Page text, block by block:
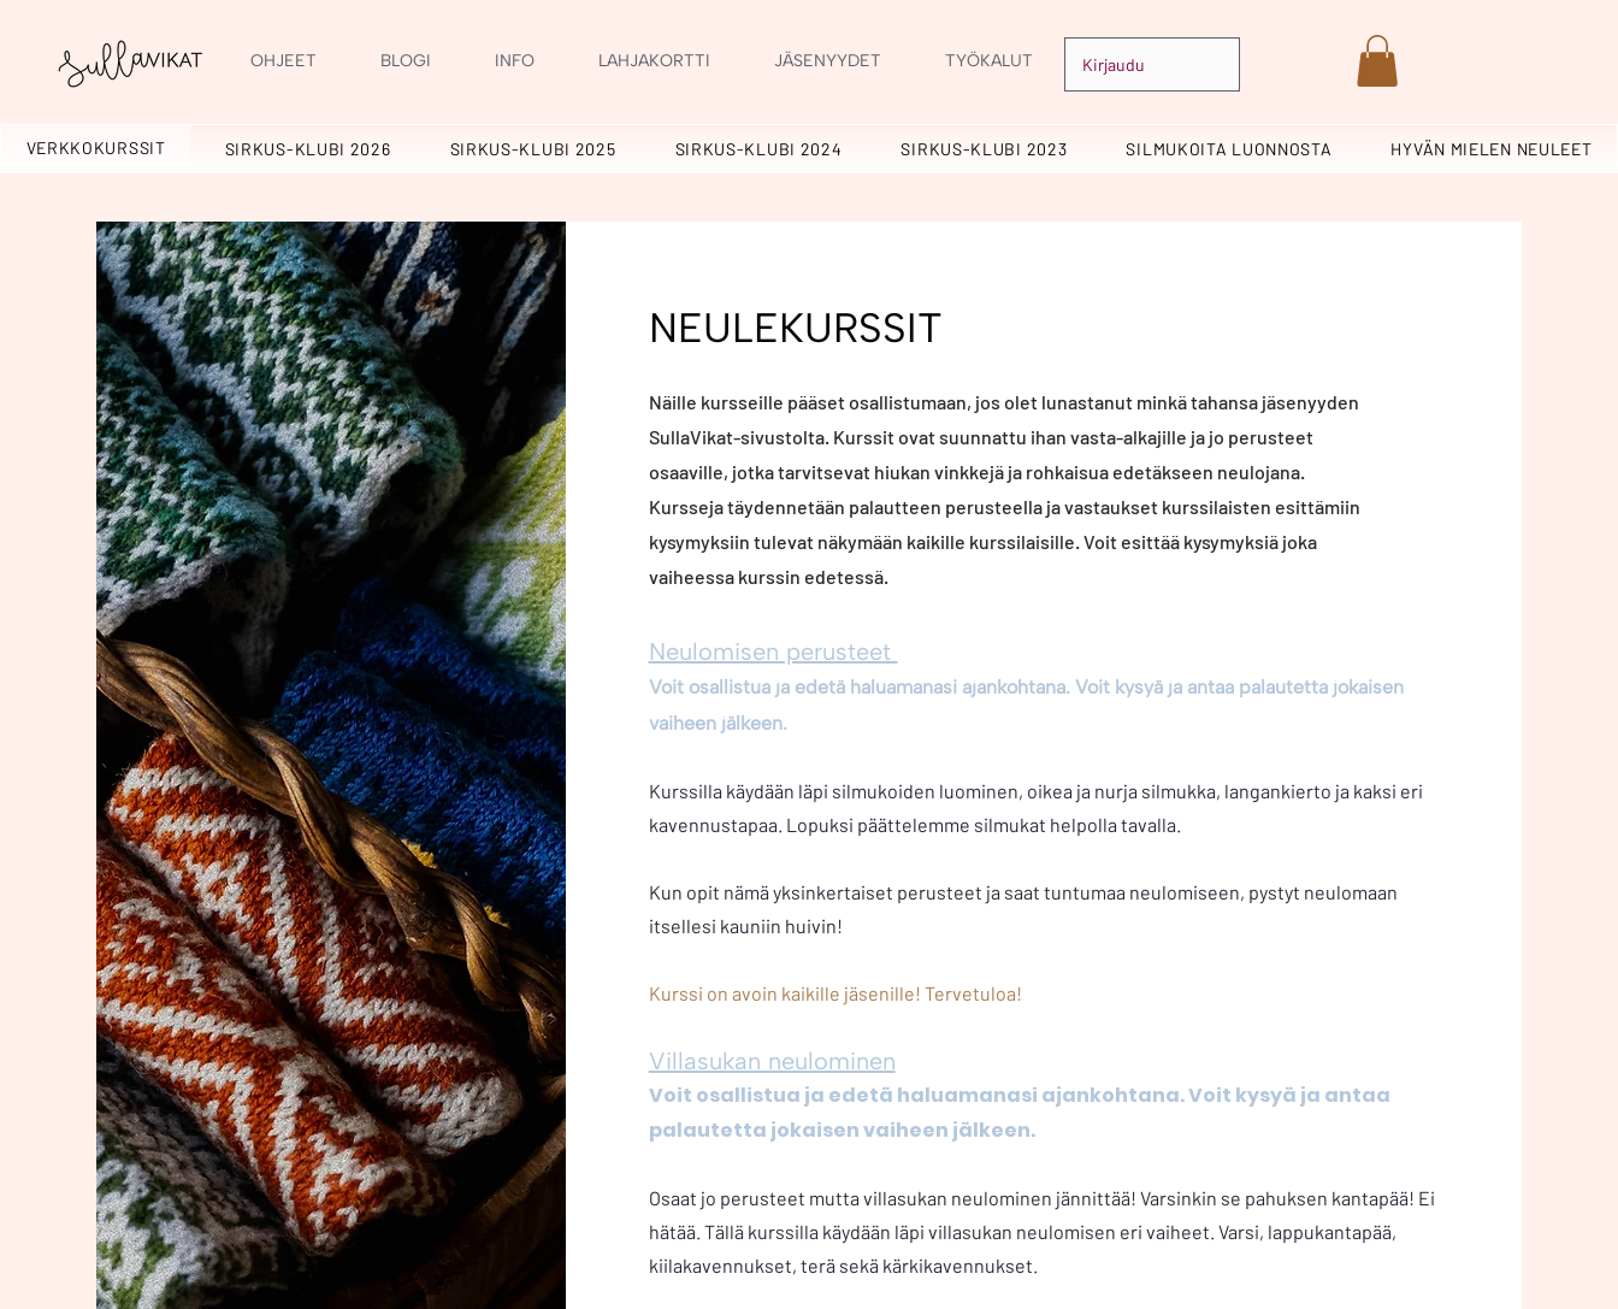
OHJEET BLOGI INFO LAHJAKORTTI JÄSENYYDET TYÖKALUT Kirjaudu
VERKKOKURSSIT SIRKUS-KLUBI 2026 SIRKUS-KLUBI 2025 SIRKUS-KLUBI 2024 SIRKUS-KLUBI 2023 SILMUKOITA LUONNOSTA HYVÄN MIELEN NEULEET
NEULEKURSSIT
Näille kursseille pääset osallistumaan, jos olet lunastanut minkä tahansa jäsenyyden
SullaVikat-sivustolta. Kurssit ovat suunnattu ihan vasta-alkajille ja jo perusteet
osaaville, jotka tarvitsevat hiukan vinkkejä ja rohkaisua edetäkseen neulojana.
Kursseja täydennetään palautteen perusteella ja vastaukset kurssilaisten esittämiin
kysymyksiin tulevat näkymään kaikille kurssilaisille. Voit esittää kysymyksiä joka
vaiheessa kurssin edetessä.
Neulomisen perusteet
Voit osallistua ja edetä haluamanasi ajankohtana. Voit kysyä ja antaa palautetta jokaisen
vaiheen jälkeen.
Kurssilla käydään läpi silmukoiden luominen, oikea ja nurja silmukka, langankierto ja kaksi eri
kavennustapaa. Lopuksi päättelemme silmukat helpolla tavalla.
Kun opit nämä yksinkertaiset perusteet ja saat tuntumaa neulomiseen, pystyt neulomaan
itsellesi kauniin huivin!
Kurssi on avoin kaikille jäsenille! Tervetuloa!
Villasukan neulominen
Voit osallistua ja edetä haluamanasi ajankohtana.Voit kysyä ja antaa
palautetta jokaisen vaiheen jälkeen.
Osaat jo perusteet mutta villasukan neulominen jännittää! Varsinkin se pahuksen kantapää! Ei
hätää. Tällä kurssilla käydään läpi villasukan neulomisen eri vaiheet. Varsi, lappukantapää,
kiilakavennukset, terä sekä kärkikavennukset.